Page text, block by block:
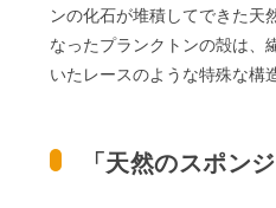
ンの化石が堆積してできた天
なったプランクトンの殻は、
いたレースのような特殊な構
「天然のスポン